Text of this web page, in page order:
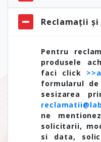
Reclamații
Pentru
produsele
faci click
formularul
sesizarea
ne
solicitarii,
si data,